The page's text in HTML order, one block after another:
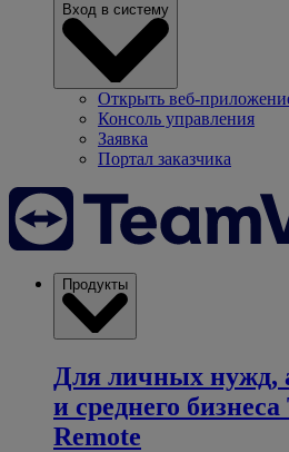
Вход в систему
Открыть веб-
Консоль управления
Заявка
Портал заказчика
Продукты
Для личных нужд,
и среднего бизнеса
Remote